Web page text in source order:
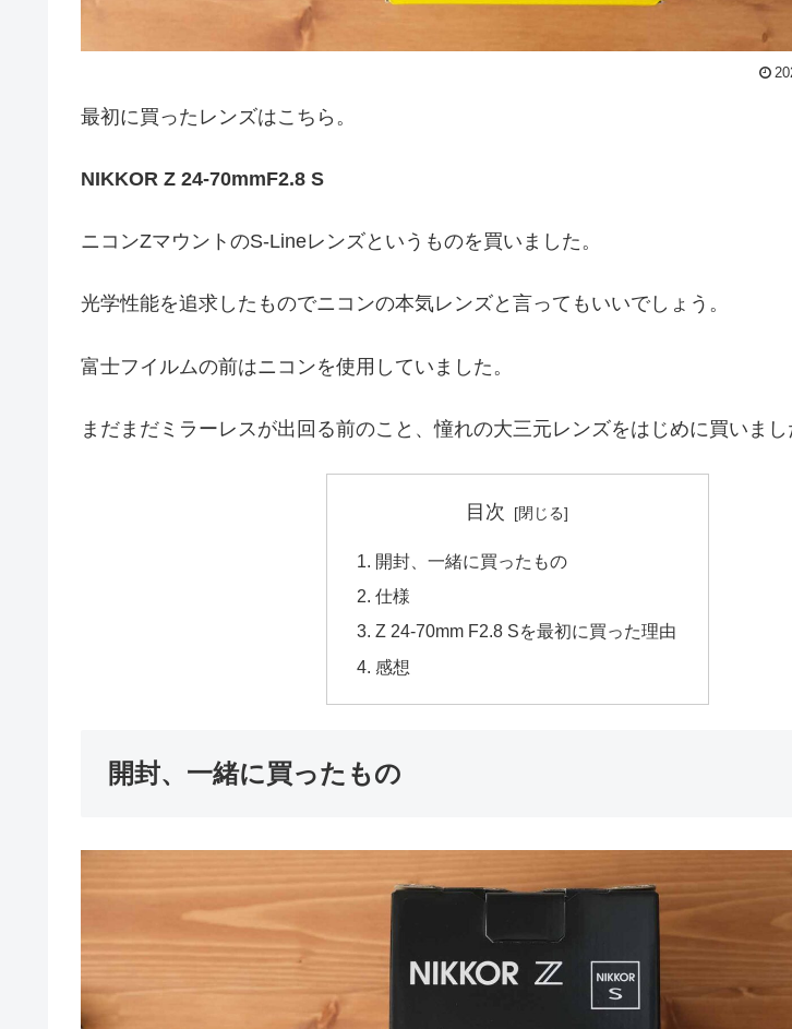
最初に買ったレンズはこちら。
NIKKOR Z 24-70mmF2.8 S
ニコンZマウントのS-Lineレンズというものを買いました。
光学性能を追求したものでニコンの本気レンズと言ってもいいでしょう。
富士フイルムの前はニコンを使用していました。
まだまだミラーレスが出回る前のこと、憧れの大三元レンズをはじめに買いまし
目次
開封、一緒に買ったもの
仕様
Z 24-70mm F2.8 Sを最初に買った理由
感想
開封、一緒に買ったもの